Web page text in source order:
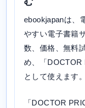
ebookjapanは、
やすい電子書籍
数、価格、無料
め、「DOCTOR
として使えます。
「DOCTOR